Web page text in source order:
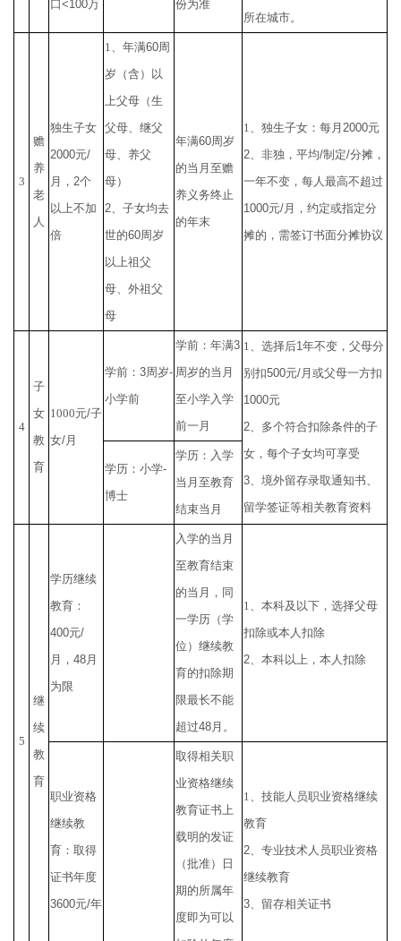
口<100万
份为准
所在城市。
3
赡
养
老
人
独生子女
2000元/
月， 2个
以上不加
倍
1 、年满60周
岁（含）以
上父母（生
父母、继父
母、养父
母）
2 、子女均去
世的60周岁
以上祖父
母、外祖父
母
年满60周岁
的当月至赡
养义务终止
的年末
1 、独生子女：每月 2000元
2 、非独，平均/制定/分摊，
一年不变，每人最高不超过
1000元/ 月，约定或指定分
摊的，需签订书面分摊协议
4
子
女
教
育
1000元/子
女/ 月
学前： 3周岁-
小学前
学前：年满3
周岁的当月
至小学入学
前一月
1 、选择后1年不变，父母分
别扣500元/ 月或父母一方扣
1000元
2 、多个符合扣除条件的子
女，每个子女均可享受
3 、境外留存录取通知书、
留学签证等相关教育资料
学历：小学-
博士
学历：入学
当月至教育
结束当月
5
继
续
教
育
学历继续
教育：
400元/
月， 48 月
为限
入学的当月
至教育结束
的当月，同
一学历（学
位）继续教
育的扣除期
限最长不能
超过48 月。
1
、本科及以下，选择父母
扣除或本人扣除
2 、本科以上，本人扣除
职业资格
继续教
育：取得
证书年度
3600元/年
取得相关职
业资格继续
教育证书上
载明的发证
（批准）日
期的所属年
度即为可以
1
、技能人员职业资格继续
教育
2 、专业技术人员职业资格
继续教育
3 、留存相关证书